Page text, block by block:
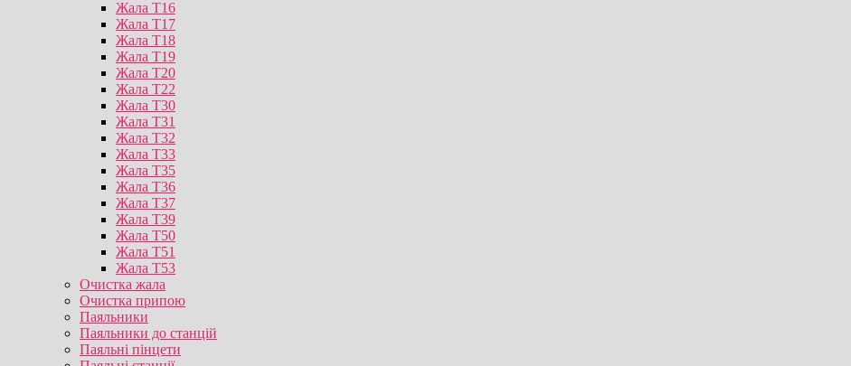
Жала T16
Жала T17
Жала T18
Жала T19
Жала T20
Жала T22
Жала T30
Жала T31
Жала T32
Жала T33
Жала T35
Жала T36
Жала T37
Жала T39
Жала T50
Жала T51
Жала T53
Очистка жала
Очистка припою
Паяльники
Паяльники до станцій
Паяльні пінцети